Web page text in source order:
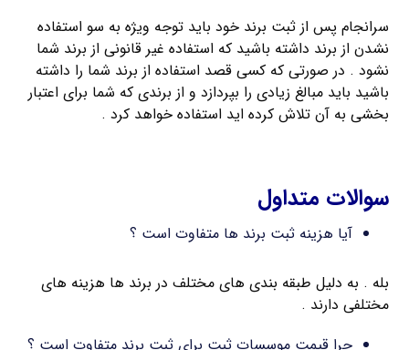
سرانجام پس از ثبت برند خود باید توجه ویژه به سو استفاده
نشدن از برند داشته باشید که استفاده غیر قانونی از برند شما
نشود . در صورتی که کسی قصد استفاده از برند شما را داشته
باشید باید مبالغ زیادی را بپردازد و از برندی که شما برای اعتبار
بخشی به آن تلاش کرده اید استفاده خواهد کرد .
سوالات متداول
آیا هزینه ثبت برند ها متفاوت است ؟
بله . به دلیل طبقه بندی های مختلف در برند ها هزینه های
مختلفی دارند .
چرا قیمت موسسات ثبت برای ثبت برند متفاوت است ؟